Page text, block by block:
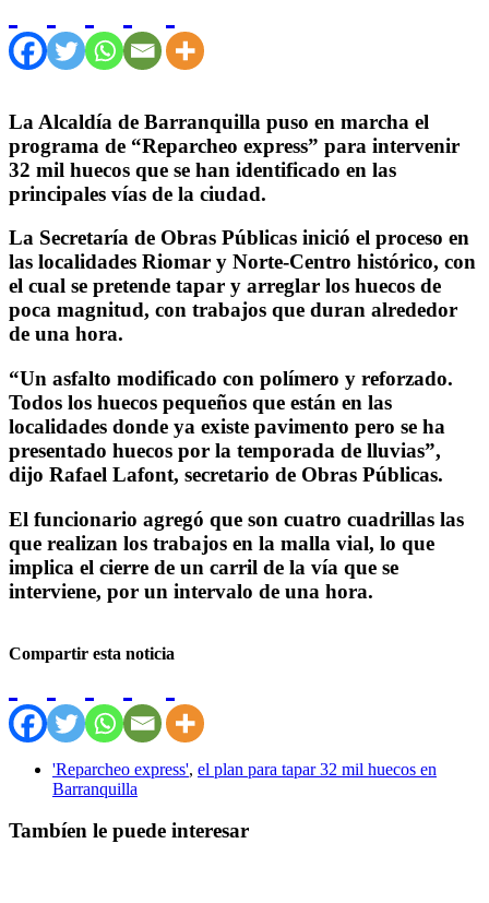
La Alcaldía de Barranquilla puso en marcha el
programa de “Reparcheo express” para intervenir
32 mil huecos que se han identificado en las
principales vías de la ciudad.
La Secretaría de Obras Públicas inició el proceso en
las localidades Riomar y Norte-Centro histórico, con
el cual se pretende tapar y arreglar los huecos de
poca magnitud, con trabajos que duran alrededor
de una hora.
“Un asfalto modificado con polímero y reforzado.
Todos los huecos pequeños que están en las
localidades donde ya existe pavimento pero se ha
presentado huecos por la temporada de lluvias”,
dijo Rafael Lafont, secretario de Obras Públicas.
El funcionario agregó que son cuatro cuadrillas las
que realizan los trabajos en la malla vial, lo que
implica el cierre de un carril de la vía que se
interviene, por un intervalo de una hora.
Compartir esta noticia
'Reparcheo express', el plan para tapar 32 mil huecos en
Barranquilla
Tambíen le puede interesar